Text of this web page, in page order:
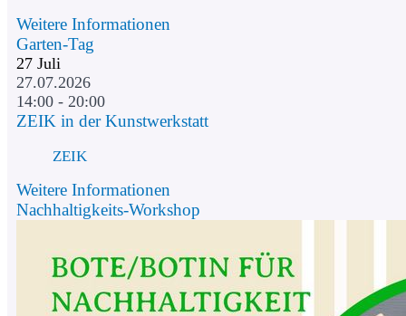
Weitere Informationen
Garten-Tag
27 Juli
27.07.2026
14:00 - 20:00
ZEIK in der Kunstwerkstatt
ZEIK
Weitere Informationen
Nachhaltigkeits-Workshop